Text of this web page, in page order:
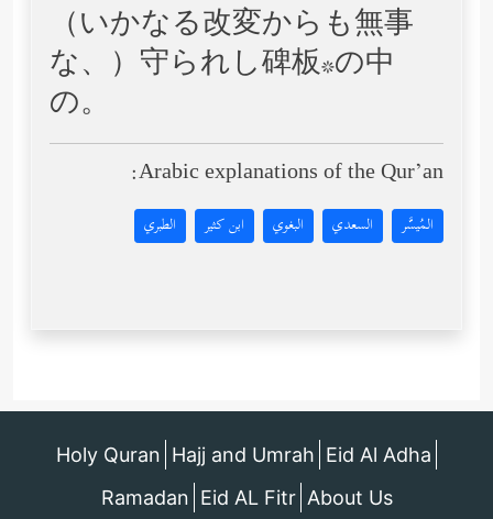
（いかなる改変からも無事
な、）守られし碑板*の中
の。
Arabic explanations of the Qur’an:
المُيسَّر السعدي البغوي ابن كثير الطبري
Holy Quran Hajj and Umrah Eid Al Adha
Ramadan Eid AL Fitr About Us